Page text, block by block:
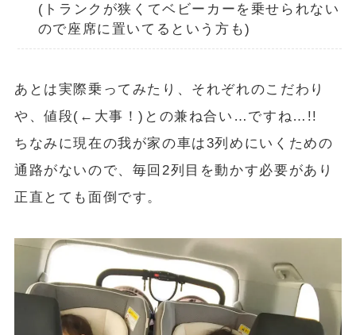
(トランクが狭くてベビーカーを乗せられない
ので座席に置いてるという方も)
あとは実際乗ってみたり、それぞれのこだわり
や、値段(←大事！)との兼ね合い…ですね…!!
ちなみに現在の我が家の車は3列めにいくための
通路がないので、毎回2列目を動かす必要があり
正直とても面倒です。